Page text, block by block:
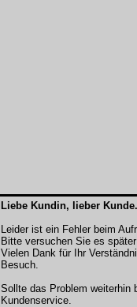
Liebe Kundin, lieber Kunde.
Leider ist ein Fehler beim
Bitte versuchen Sie es
Vielen Dank für Ihr
Besuch.
Sollte das Problem weiterhin
Kundenservice.